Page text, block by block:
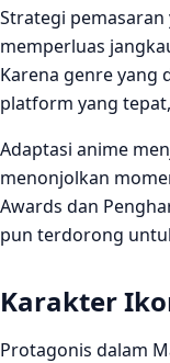
Strategi
memperluas
Karena genre yang
platform yang
Adaptasi anime
menonjolkan
Awards dan
pun terdorong
Karakter
Protagonis dalam